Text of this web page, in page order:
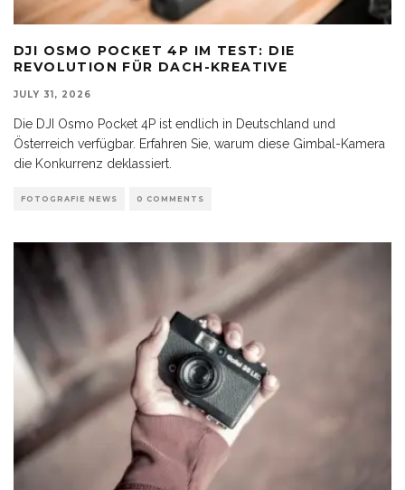
DJI OSMO POCKET 4P IM TEST: DIE
REVOLUTION FÜR DACH-KREATIVE
JULY 31, 2026
Die DJI Osmo Pocket 4P ist endlich in Deutschland und
Österreich verfügbar. Erfahren Sie, warum diese Gimbal-Kamera
die Konkurrenz deklassiert.
FOTOGRAFIE NEWS 0 COMMENTS